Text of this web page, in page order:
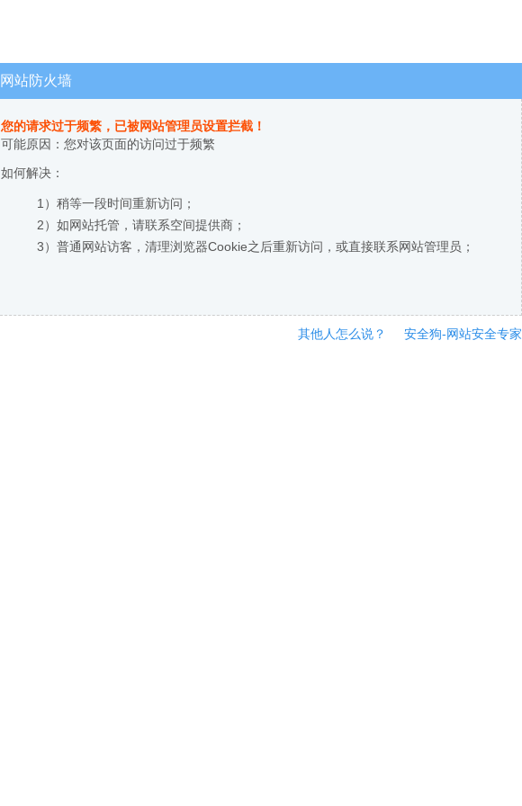
网站防火墙
您的请求过于频繁，已被网站管理员设置拦截！
可能原因：您对该页面的访问过于频繁
如何解决：
1）稍等一段时间重新访问；
2）如网站托管，请联系空间提供商；
3）普通网站访客，清理浏览器Cookie之后重新访问，或直接联系网站管理员；
其他人怎么说？ 安全狗-网站安全专家